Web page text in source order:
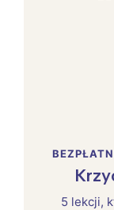
5 lekcji,